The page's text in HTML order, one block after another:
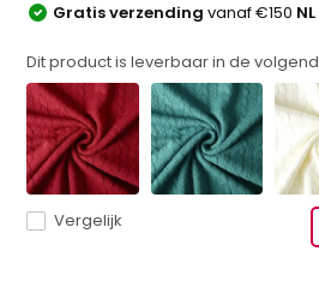
Gratis verzendingvanaf €150
Dit product is leverbaar in de
Vergelijk